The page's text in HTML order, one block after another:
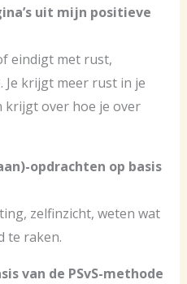
uit mijn positieve
eindigt met rust,
Je krijgt meer rust in je
krijgt over hoe je over
opdrachten op basis
zelfinzicht, weten wat
te raken.
van de PSvS-methode